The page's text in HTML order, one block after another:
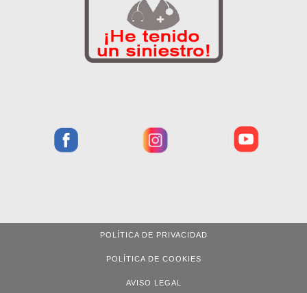
POLÍTICA DE PRIVACIDAD
POLÍTICA DE COOKIES
AVISO LEGAL